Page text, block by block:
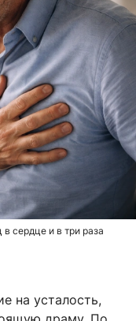
сердце и в три раза
на усталость,